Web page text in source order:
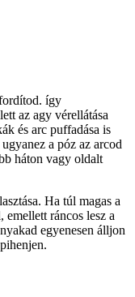
így
az agy vérellátása
és arc puffadása is
a póz az arcod
háton vagy oldalt
Ha túl magas a
emellett ráncos lesz a
egyenesen álljon